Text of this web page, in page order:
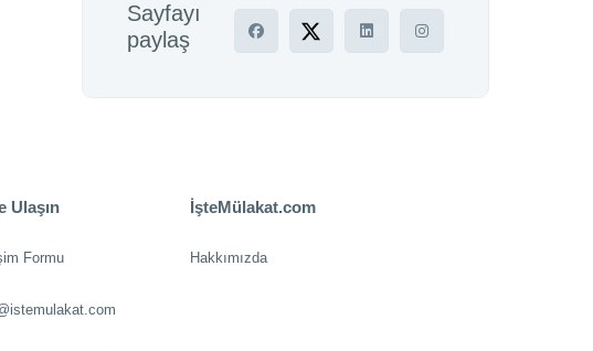
Sayfayı
paylaş
Ulaşın
Formu
İşteMülakat.com
Hakkımızda